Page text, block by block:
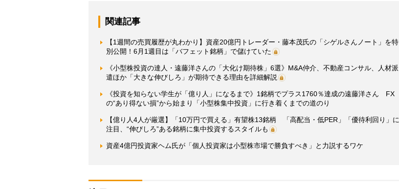
関連記事
【1週間の売買履歴が丸わかり】資産20億円トレーダー・藤本茂氏の「シゲルさんノート」を特
別公開！6月1週目は「バフェット銘柄」で儲けていた
《小型株投資の達人・遠藤洋さんの「大化け期待株」6選》M&A仲介、不動産コンサル、人材派
遣ほか「大きな伸びしろ」が期待できる理由を詳細解説
《投資を知らない学生が「億り人」になるまで》1銘柄でプラス1760％達成の遠藤洋さん FX
の“あり得ない損”から始まり「小型株集中投資」に行き着くまでの道のり
【億り人4人が厳選】「10万円で買える」有望株13銘柄 「高配当・低PER」「優待利回り」に
注目、“伸びしろ”ある銘柄に集中投資するスタイルも
資産4億円投資家ヘム氏が「個人投資家は小型株市場で勝負すべき」と力説するワケ